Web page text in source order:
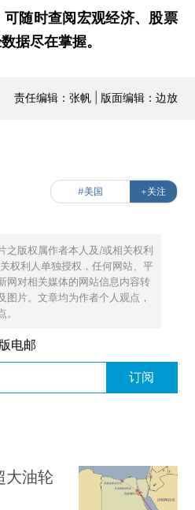
可随时查阅宏观经济、股票
据尽在掌握。
责任编辑：张帆 | 版面编辑：边放
#美国 +关注
之版权属作者本人及/或相关权利
权利人单独授权，任何网站、平
网对相关媒体的网站信息内容转
图片。文章均为作者个人观点，
电邮
订阅
大油轮